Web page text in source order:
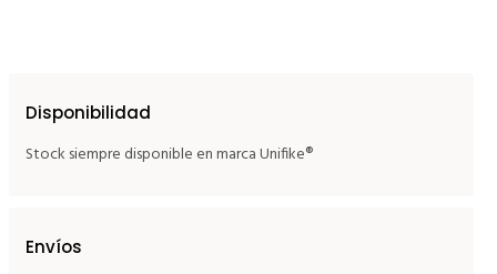
Disponibilidad
Stock siempre disponible en marca Unifike®
Envíos